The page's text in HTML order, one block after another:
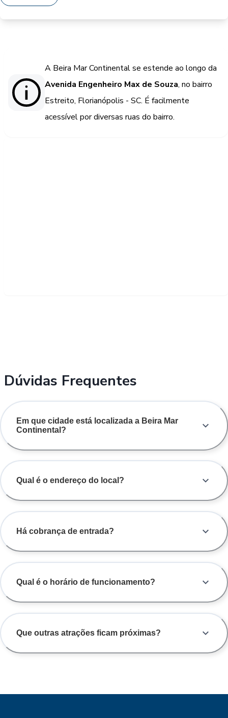
A Beira Mar Continental se estende ao longo da
Avenida Engenheiro Max de Souza, no bairro
Estreito, Florianópolis - SC. É facilmente
acessível por diversas ruas do bairro.
Dúvidas Frequentes
Em que cidade está localizada a Beira Mar
Continental?
Qual é o endereço do local?
Há cobrança de entrada?
Qual é o horário de funcionamento?
Que outras atrações ficam próximas?